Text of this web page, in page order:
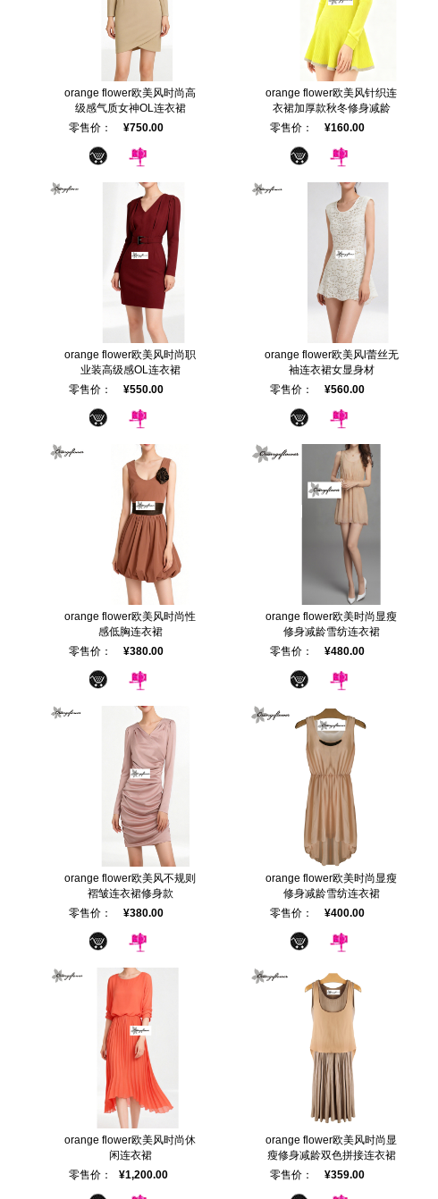
orange flower欧美风时尚高
级感气质女神OL连衣裙
零售价：
¥750.00
orange flower欧美风针织连
衣裙加厚款秋冬修身减龄
零售价：
¥160.00
orange flower欧美风时尚职
业装高级感OL连衣裙
零售价：
¥550.00
orange flower欧美风l蕾丝无
袖连衣裙女显身材
零售价：
¥560.00
orange flower欧美风时尚性
感低胸连衣裙
零售价：
¥380.00
orange flower欧美时尚显瘦
修身减龄雪纺连衣裙
零售价：
¥480.00
orange flower欧美风不规则
褶皱连衣裙修身款
零售价：
¥380.00
orange flower欧美时尚显瘦
修身减龄雪纺连衣裙
零售价：
¥400.00
orange flower欧美风时尚休
闲连衣裙
零售价：
¥1,200.00
orange flower欧美风时尚显
瘦修身减龄双色拼接连衣裙
零售价：
¥359.00